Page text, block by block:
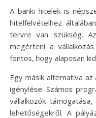
A banki hitelek is
hitelfelvételhez
tervre van szükség.
megérteni a
fontos, hogy alaposan
Egy másik alternatíva
igénylése. Számos
vállalkozók
lehetőségekről. A